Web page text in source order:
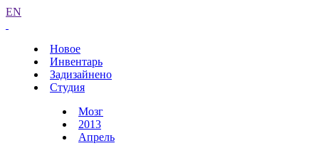
EN
Новое
Инвентарь
Задизайнено
Студия
Мозг
2013
Апрель